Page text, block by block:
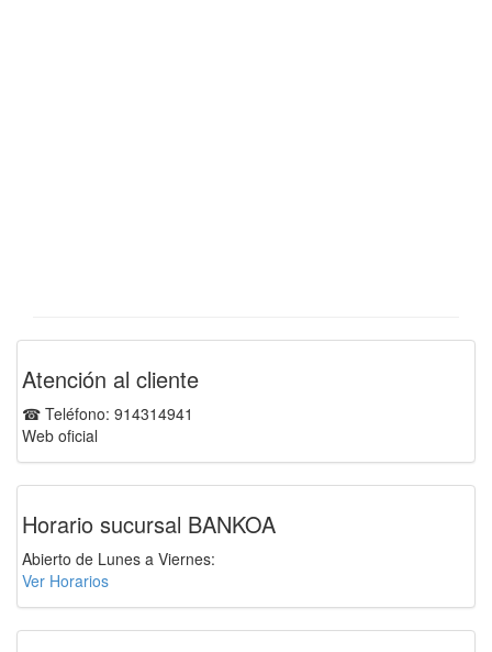
Atención al cliente
☎ Teléfono: 914314941
Web oficial
Horario sucursal BANKOA
Abierto de Lunes a Viernes:
Ver Horarios